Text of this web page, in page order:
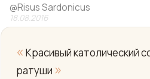
@Risus Sardonicus
18.08.2016
« Красивый католический
ратуши »